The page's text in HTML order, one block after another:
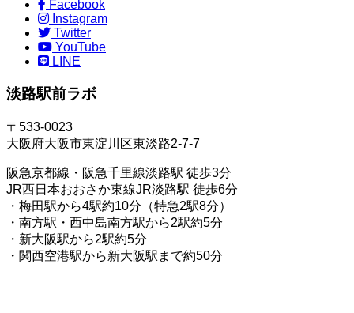
Facebook
Instagram
Twitter
YouTube
LINE
淡路駅前ラボ
〒533-0023
大阪府大阪市東淀川区東淡路2-7-7
阪急京都線・阪急千里線淡路駅 徒歩3分
JR西日本おおさか東線JR淡路駅 徒歩6分
・梅田駅から4駅約10分（特急2駅8分）
・南方駅・西中島南方駅から2駅約5分
・新大阪駅から2駅約5分
・関西空港駅から新大阪駅まで約50分